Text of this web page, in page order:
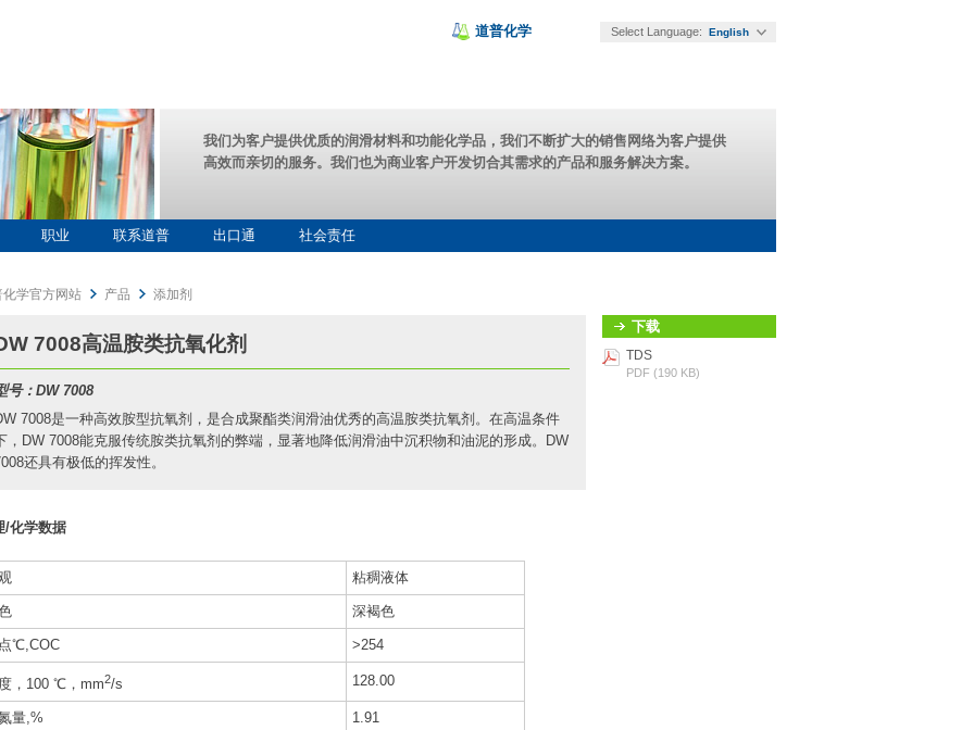
道普化学 Select Language: English
我们为客户提供优质的润滑材料和功能化学品，我们不断扩大的销售网络为客户提供
高效而亲切的服务。我们也为商业客户开发切合其需求的产品和服务解决方案。
职业 联系道普 出口通 社会责任
化学官方网站 产品 添加剂
7008高温胺类抗氧化剂
号：DW 7008
7008是一种高效胺型抗氧剂，是合成聚酯类润滑油优秀的高温胺类抗氧剂。在高温条件
，DW 7008能克服传统胺类抗氧剂的弊端，显著地降低润滑油中沉积物和油泥的形成。DW
还具有极低的挥发性。
/化学数据
粘稠液体
深褐色
℃,COC >254
，100 ℃，mm2/s 128.00
量,% 1.91
下载
TDS
PDF (190 KB)